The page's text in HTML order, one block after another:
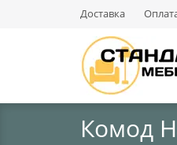
Доставка
Комод